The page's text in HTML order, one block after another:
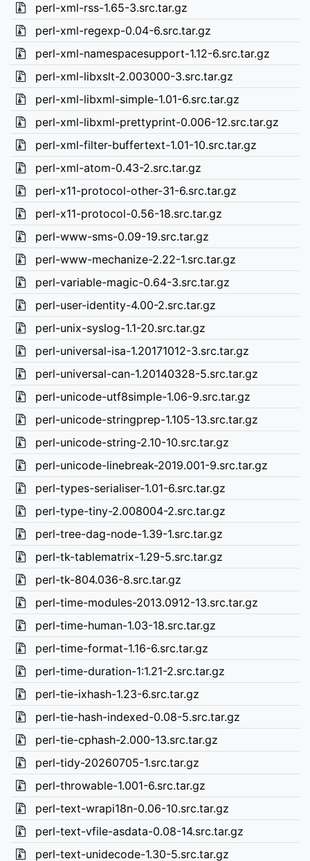
perl-xml-rss-1.65-3.src.tar.gz
perl-xml-regexp-0.04-6.src.tar.gz
perl-xml-namespacesupport-1.12-6.src.tar.gz
perl-xml-libxslt-2.003000-3.src.tar.gz
perl-xml-libxml-simple-1.01-6.src.tar.gz
perl-xml-libxml-prettyprint-0.006-12.src.tar.gz
perl-xml-filter-buffertext-1.01-10.src.tar.gz
perl-xml-atom-0.43-2.src.tar.gz
perl-x11-protocol-other-31-6.src.tar.gz
perl-x11-protocol-0.56-18.src.tar.gz
perl-www-sms-0.09-19.src.tar.gz
perl-www-mechanize-2.22-1.src.tar.gz
perl-variable-magic-0.64-3.src.tar.gz
perl-user-identity-4.00-2.src.tar.gz
perl-unix-syslog-1.1-20.src.tar.gz
perl-universal-isa-1.20171012-3.src.tar.gz
perl-universal-can-1.20140328-5.src.tar.gz
perl-unicode-utf8simple-1.06-9.src.tar.gz
perl-unicode-stringprep-1.105-13.src.tar.gz
perl-unicode-string-2.10-10.src.tar.gz
perl-unicode-linebreak-2019.001-9.src.tar.gz
perl-types-serialiser-1.01-6.src.tar.gz
perl-type-tiny-2.008004-2.src.tar.gz
perl-tree-dag-node-1.39-1.src.tar.gz
perl-tk-tablematrix-1.29-5.src.tar.gz
perl-tk-804.036-8.src.tar.gz
perl-time-modules-2013.0912-13.src.tar.gz
perl-time-human-1.03-18.src.tar.gz
perl-time-format-1.16-6.src.tar.gz
perl-time-duration-1:1.21-2.src.tar.gz
perl-tie-ixhash-1.23-6.src.tar.gz
perl-tie-hash-indexed-0.08-5.src.tar.gz
perl-tie-cphash-2.000-13.src.tar.gz
perl-tidy-20260705-1.src.tar.gz
perl-throwable-1.001-6.src.tar.gz
perl-text-wrapi18n-0.06-10.src.tar.gz
perl-text-vfile-asdata-0.08-14.src.tar.gz
perl-text-unidecode-1.30-5.src.tar.gz